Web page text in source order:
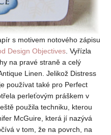
s motivem notového zápisu
Design Objectives . Vyřízla
na pravé straně a celý
Linen. Jelikož Distress
používat také pro Perfect
perleťovým práškem v
použila techniku, kterou
McGuire, která jí nazývá
v tom, že na povrch, na